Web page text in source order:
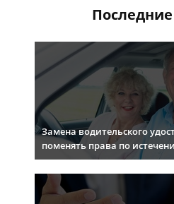
Последние
Замена водительского
поменять права по